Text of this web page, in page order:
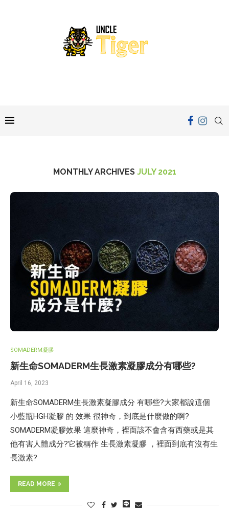
MONTHLY ARCHIVES JULY 2021
SOMADERM凝膠
新生命SOMADERM生長激素凝膠成分有哪些?
April 16, 2023
新生命SOMADERM生長激素凝膠成分 有哪些?大家都說這個
小藍瓶HGH凝膠 的 效果 很神奇，到底是什麼做的啊?
SOMADERM凝膠效果 這麼神奇，裡面該不會含有西藥或是其
他有害人體成分?它被稱作 生長激素凝膠 ，裡面到底有沒有生
長激素?
READ MORE